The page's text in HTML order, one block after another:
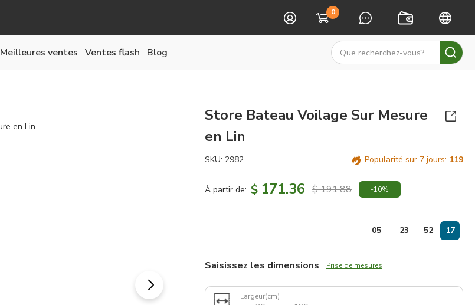
0
Meilleures ventes Ventes flash Blog
Store Bateau Voilage Sur Mesure
en Lin
SKU: 2982 Popularité sur 7 jours: 119
À partir de: $ 171.36 $ 191.88 -10%
05 23 52 17
Saisissez les dimensions Prise de mesures
Largeur(cm)